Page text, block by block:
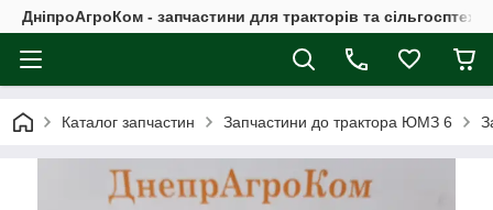
ДніпроАгроКом - запчастини для тракторів та
Каталог запчастин Запчастини до трактора ЮМЗ 6